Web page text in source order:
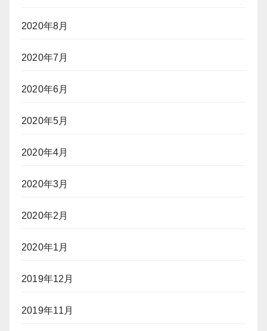
2020年8月
2020年7月
2020年6月
2020年5月
2020年4月
2020年3月
2020年2月
2020年1月
2019年12月
2019年11月